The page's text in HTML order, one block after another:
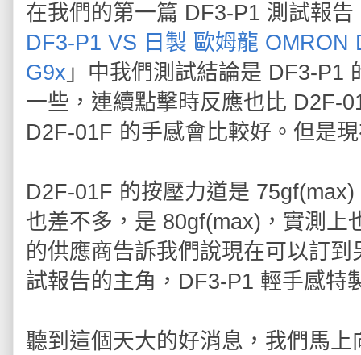
在我們的第一篇 DF3-P1 測試報告
DF3-P1 VS 日製 歐姆龍
G9x 」中我們測試結論是 DF3-P1
一些，連續點擊時反應也比 D2F-
D2F-01F 的手感會比較好。但是
D2F-01F 的按壓力道是
也差不多，是 80gf(max)，實測
的供應商告訴我們說現在可以訂
試報告的主角，DF3-P1 輕手感特
聽到這個天大的好消息，我們馬